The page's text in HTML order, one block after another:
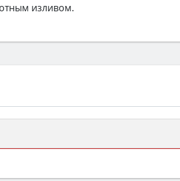
изливом.
функции (конвекция, гриль,